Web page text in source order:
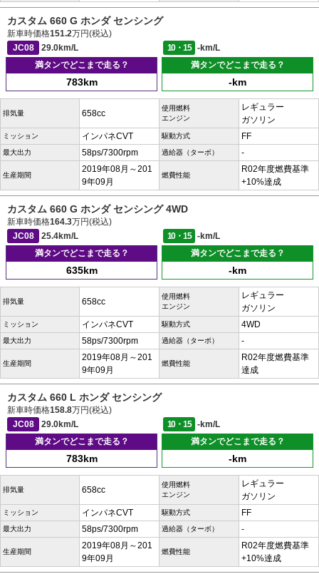
カスタム 660 G ホンダ センシング
新車時価格151.2万円(税込)
JC08
29.0km/L 10・15
-km/L
満タンでどこまで走る？
783km
満タンでどこまで走る？
-km
排気量 658cc
使用燃料
エンジン
レギュラー
ガソリン
ミッション インパネCVT 駆動方式 FF
最大出力 58ps/7300rpm 過給器（ターボ） -
生産期間
2019年08月～201
9年09月
燃費性能
R02年度燃費基準
+10%達成
カスタム 660 G ホンダ センシング 4WD
新車時価格164.3万円(税込)
JC08
25.4km/L 10・15
-km/L
満タンでどこまで走る？
635km
満タンでどこまで走る？
-km
排気量 658cc
使用燃料
エンジン
レギュラー
ガソリン
ミッション インパネCVT 駆動方式 4WD
最大出力 58ps/7300rpm 過給器（ターボ） -
生産期間
2019年08月～201
9年09月
燃費性能
R02年度燃費基準
達成
カスタム 660 L ホンダ センシング
新車時価格158.8万円(税込)
JC08
29.0km/L 10・15
-km/L
満タンでどこまで走る？
783km
満タンでどこまで走る？
-km
排気量 658cc
使用燃料
エンジン
レギュラー
ガソリン
ミッション インパネCVT 駆動方式 FF
最大出力 58ps/7300rpm 過給器（ターボ） -
生産期間
2019年08月～201
9年09月
燃費性能
R02年度燃費基準
+10%達成